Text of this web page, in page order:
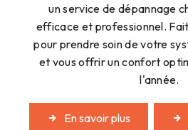
un service de dépannage
efficace et professionnel.
pour prendre soin de votre
et vous offrir un confort
l'année.
En savoir plus